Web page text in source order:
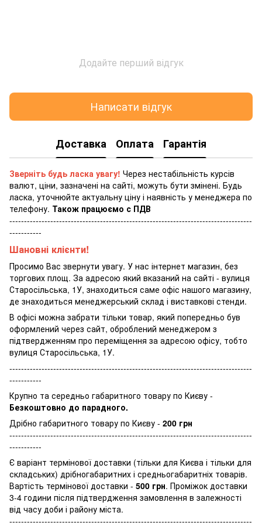
Додайте перший відгук
Написати відгук
Доставка Оплата Гарантія
Зверніть будь ласка увагу! Через нестабільність курсів
валют, ціни, зазначені на сайті, можуть бути змінені. Будь
ласка, уточнюйте актуальну ціну і наявність у менеджера по
телефону. Також працюємо с ПДВ
-----------------------------------------------------------------------------------
-----------
Шановні клієнти!
Просимо Вас звернути увагу. У нас інтернет магазин, без
торгових площ. За адресою який вказаний на сайті - вулиця
Старосільська, 1У, знаходиться саме офіс нашого магазину,
де знаходиться менеджерський склад і виставкові стенди.
В офісі можна забрати тільки товар, який попередньо був
оформлений через сайт, оброблений менеджером з
підтвердженням про переміщення за адресою офісу, тобто
вулиця Старосільська, 1У.
-----------------------------------------------------------------------------------
-----------
Крупно та середньо габаритного товару по Києву -
Безкоштовно до парадного.
Дрібно габаритного товару по Києву - 200 грн
-----------------------------------------------------------------------------------
-----------
Є варіант термінової доставки (тільки для Києва і тільки для
складських) дрібногабаритних і средньогабаритніх товарів.
Вартість термінової доставки - 500 грн. Проміжок доставки
3-4 години після підтвердження замовлення в залежності
від часу доби і району міста.
-----------------------------------------------------------------------------------